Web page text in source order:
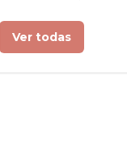
Ver todas